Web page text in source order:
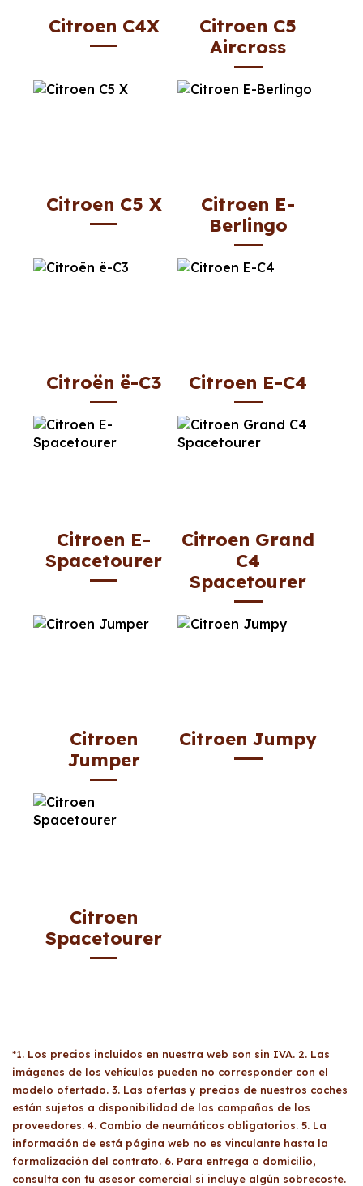
Citroen C4X
Citroen C5
Aircross
Citroen C5 X
Citroen E-
Berlingo
Citroën ë-C3 Citroen E-C4
Citroen E-
Spacetourer
Citroen Grand
C4
Spacetourer
Citroen
Jumper
Citroen Jumpy
Citroen
Spacetourer
*1. Los precios incluidos en nuestra web son sin IVA. 2. Las
imágenes de los vehículos pueden no corresponder con el
modelo ofertado. 3. Las ofertas y precios de nuestros coches
están sujetos a disponibilidad de las campañas de los
proveedores. 4. Cambio de neumáticos obligatorios. 5. La
información de está página web no es vinculante hasta la
formalización del contrato. 6. Para entrega a domicilio,
consulta con tu asesor comercial si incluye algún sobrecoste.